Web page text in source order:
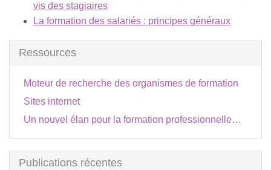
vis des stagiaires
La formation des salariés : principes généraux
Ressources
Moteur de recherche des organismes de formation
Sites internet
Un nouvel élan pour la formation professionnelle…
Publications récentes